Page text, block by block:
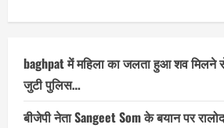
baghpat में महिला का जलता हुआ शव
जुटी पुलिस…
बीजेपी नेता Sangeet Som के बयान पर